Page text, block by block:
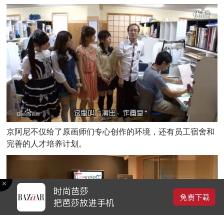
京阿尼不仅给了原画师们专心创作的环境，还有员工宿舍和
完善的人才培养计划。